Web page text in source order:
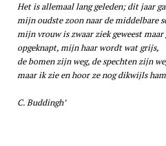
Het is allemaal lang geleden; dit jaar
mijn oudste zoon naar de middelbare
mijn vrouw is zwaar ziek geweest
opgeknapt, mijn haar wordt wat grijs,
de bomen zijn weg, de spechten zijn
maar ik zie en hoor ze nog dikwijls
C. Buddingh’